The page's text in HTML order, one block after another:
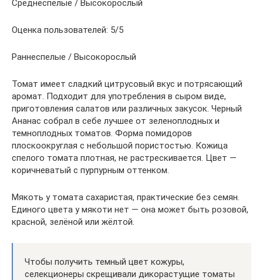
Среднеспелые / Высокорослый
Оценка пользователей: 5/5
Раннеспелые / Высокорослый
Томат имеет сладкий цитрусовый вкус и потрясающий
аромат. Подходит для употребления в сыром виде,
приготовления салатов или различных закусок. Черный
Ананас собрал в себе лучшее от зеленоплодных и
темноплодных томатов. Форма помидоров
плоскоокруглая с небольшой пористостью. Кожица
спелого томата плотная, не растрескивается. Цвет —
коричневатый с пурпурным оттенком.
Мякоть у томата сахаристая, практические без семян.
Единого цвета у мякоти нет — она может быть розовой,
красной, зелёной или жёлтой.
Чтобы получить темный цвет кожуры,
селекционеры скрещивали дикорастущие томаты